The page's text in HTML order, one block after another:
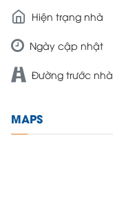
Hiện trạng nhà
Ngày cập nhật
Đường trước nhà
MAPS